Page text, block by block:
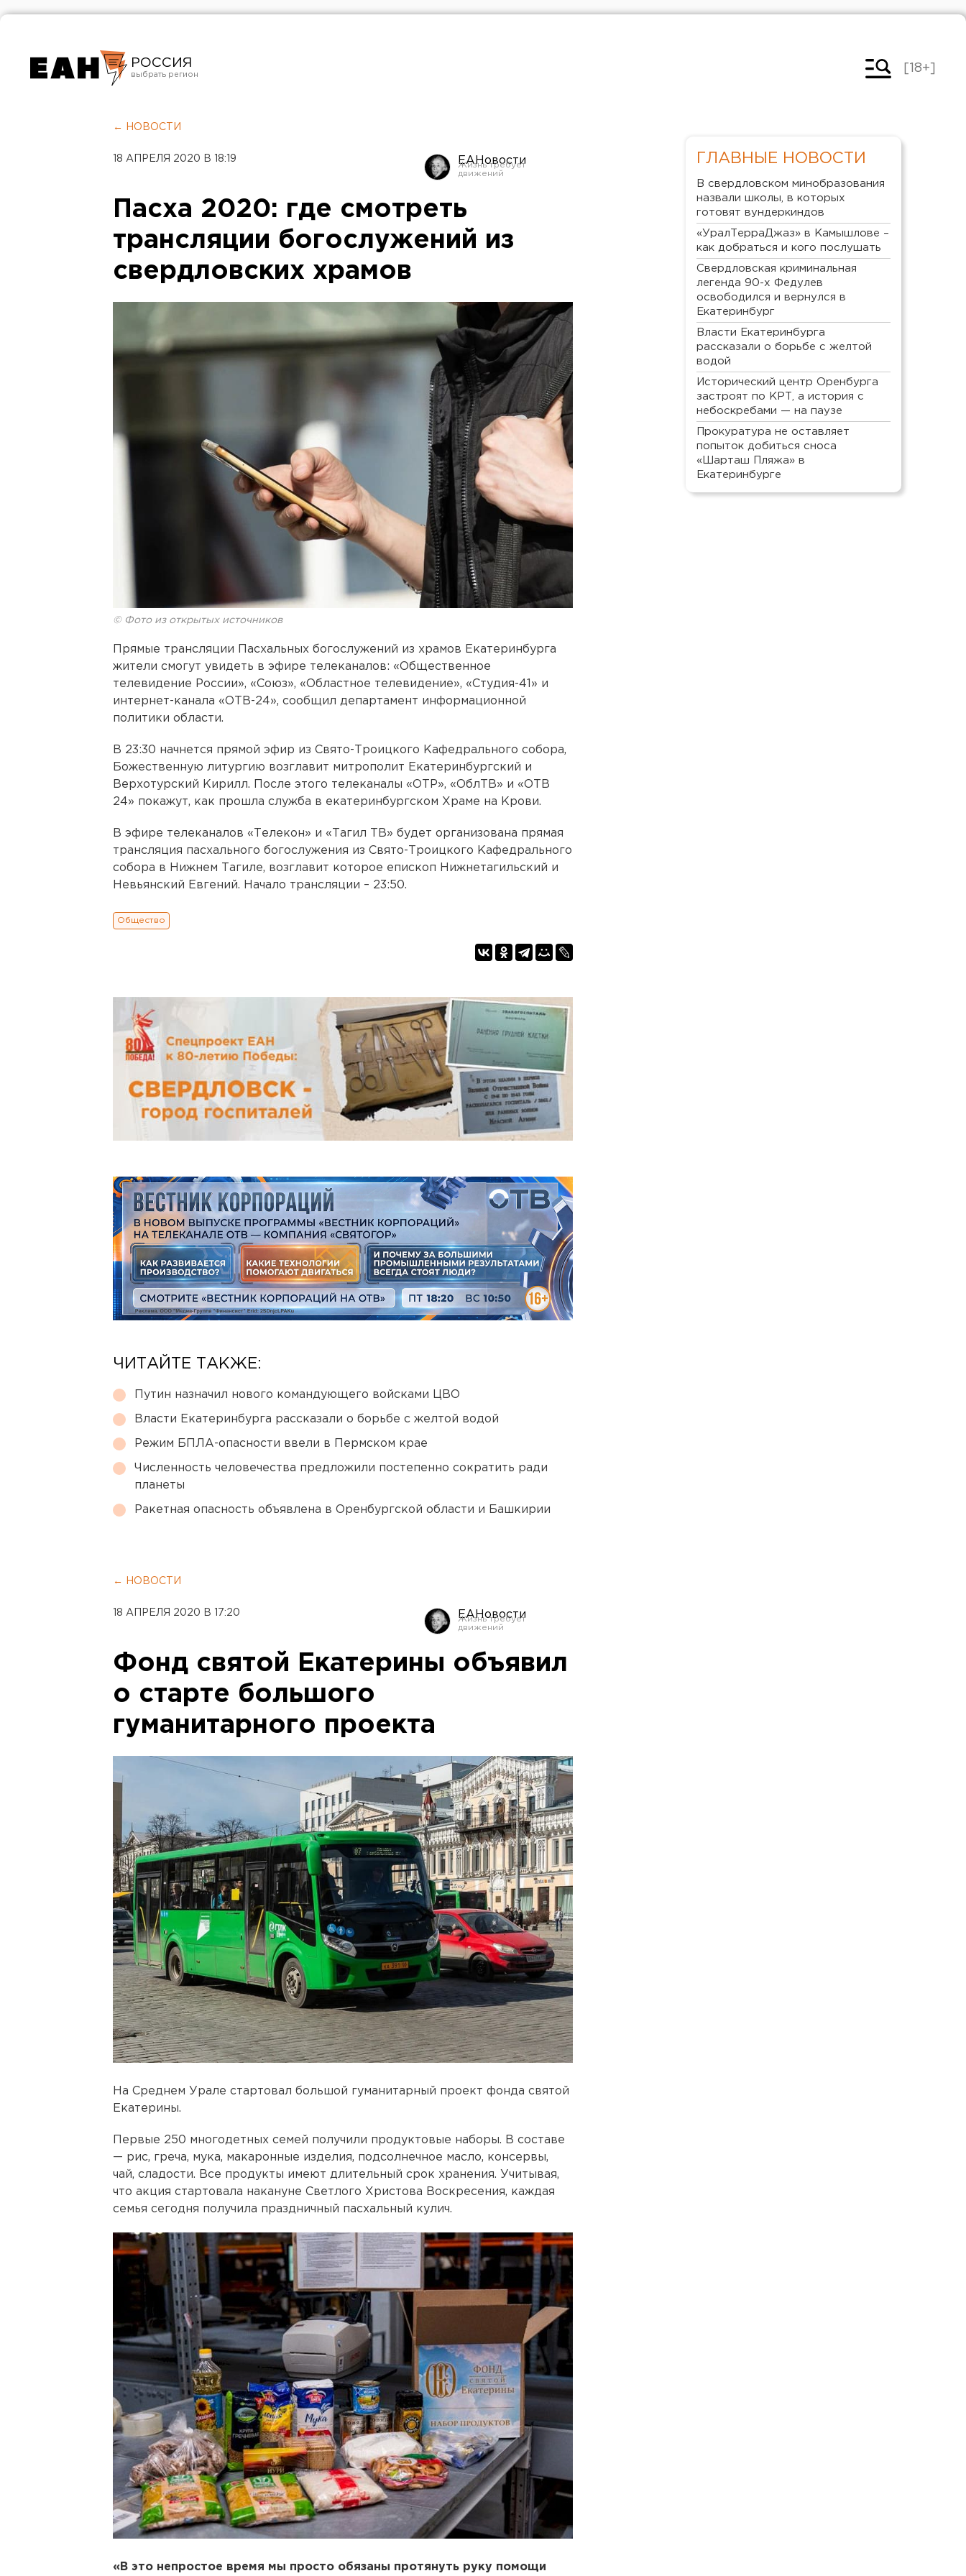
РОССИЯ
Челябинск
[18+]
← НОВОСТИ
18 АПРЕЛЯ 2020 В 18:19 ЕАНовости
Пасха 2020: где смотреть
трансляции богослужений из
свердловских храмов
© Фото из открытых источников
Прямые трансляции Пасхальных богослужений из храмов Екатеринбурга
жители смогут увидеть в эфире телеканалов: «Общественное
телевидение России», «Союз», «Областное телевидение», «Студия-41» и
интернет-канала «ОТВ-24», сообщил департамент информационной
политики области.
В 23:30 начнется прямой эфир из Свято-Троицкого Кафедрального собора,
Божественную литургию возглавит митрополит Екатеринбургский и
Верхотурский Кирилл. После этого телеканалы «ОТР», «ОблТВ» и «ОТВ
24» покажут, как прошла служба в екатеринбургском Храме на Крови.
В эфире телеканалов «Телекон» и «Тагил ТВ» будет организована прямая
трансляция пасхального богослужения из Свято-Троицкого Кафедрального
собора в Нижнем Тагиле, возглавит которое епископ Нижнетагильский и
Невьянский Евгений. Начало трансляции – 23:50.
Общество
ЧИТАЙТЕ ТАКЖЕ:
Путин назначил нового командующего войсками ЦВО
Власти Екатеринбурга рассказали о борьбе с желтой водой
Режим БПЛА-опасности ввели в Пермском крае
Численность человечества предложили постепенно сократить ради
планеты
Ракетная опасность объявлена в Оренбургской области и Башкирии
← НОВОСТИ
18 АПРЕЛЯ 2020 В 17:20 ЕАНовости
Фонд святой Екатерины объявил
о старте большого
гуманитарного проекта
На Среднем Урале стартовал большой гуманитарный проект фонда святой
Екатерины.
Первые 250 многодетных семей получили продуктовые наборы. В составе
— рис, греча, мука, макаронные изделия, подсолнечное масло, консервы,
чай, сладости. Все продукты имеют длительный срок хранения. Учитывая,
что акция стартовала накануне Светлого Христова Воскресения, каждая
семья сегодня получила праздничный пасхальный кулич.
«В это непростое время мы просто обязаны протянуть руку помощи
ГЛАВНЫЕ НОВОСТИ
В свердловском минобразования
назвали школы, в которых
готовят вундеркиндов
«УралТерраДжаз» в Камышлове –
как добраться и кого послушать
Свердловская криминальная
легенда 90-х Федулев
освободился и вернулся в
Екатеринбург
Власти Екатеринбурга
рассказали о борьбе с желтой
водой
Исторический центр Оренбурга
застроят по КРТ, а история с
небоскребами — на паузе
Прокуратура не оставляет
попыток добиться сноса
«Шарташ Пляжа» в
Екатеринбурге